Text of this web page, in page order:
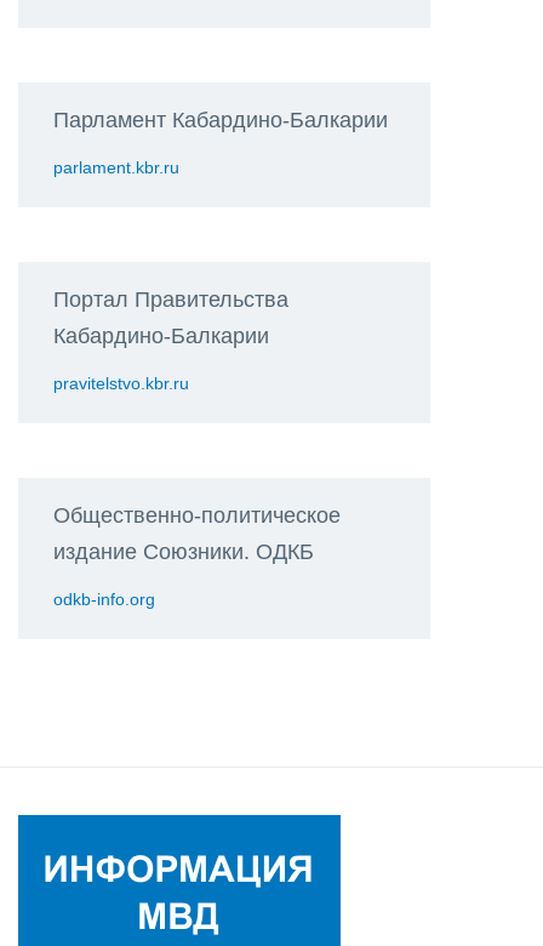
Парламент Кабардино-Балкарии
parlament.kbr.ru
Портал Правительства
Кабардино-Балкарии
pravitelstvo.kbr.ru
Общественно-политическое
издание Союзники. ОДКБ
odkb-info.org